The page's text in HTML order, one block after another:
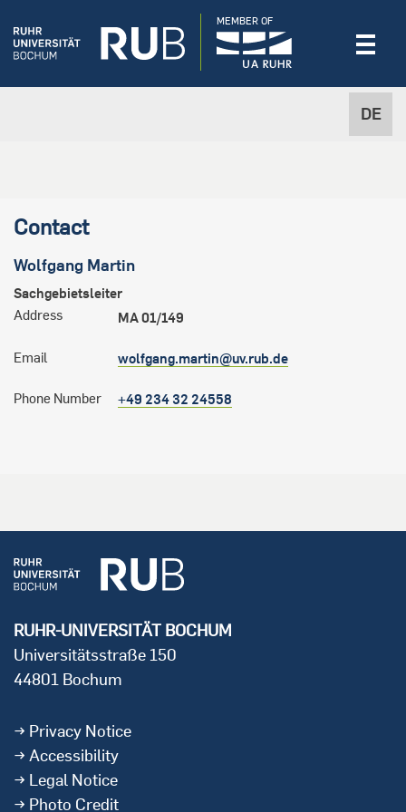
DE
MEMBER OF
Contact
Wolfgang Martin
Sachgebietsleiter
Address
MA 01/149
Email wolfgang.martin@uv.rub.de
Phone Number +49 234 32 24558
RUHR-UNIVERSITÄT BOCHUM
Universitätsstraße 150
44801 Bochum
Privacy Notice
Accessibility
Legal Notice
Photo Credit